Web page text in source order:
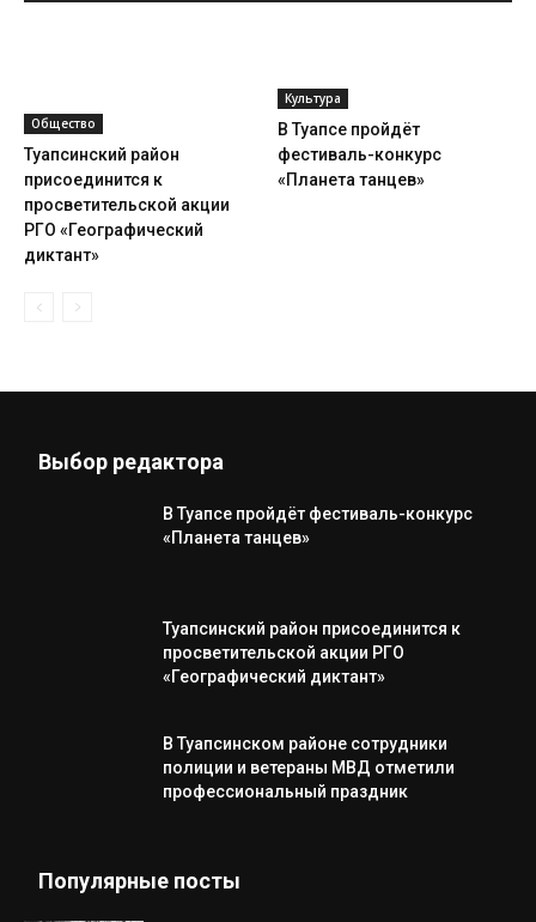
Общество
Туапсинский район
присоединится к
просветительской акции
РГО «Географический
диктант»
Культура
В Туапсе пройдёт
фестиваль-конкурс
«Планета танцев»
Выбор редактора
В Туапсе пройдёт фестиваль-конкурс
«Планета танцев»
Туапсинский район присоединится к
просветительской акции РГО
«Географический диктант»
В Туапсинском районе сотрудники
полиции и ветераны МВД отметили
профессиональный праздник
Популярные посты